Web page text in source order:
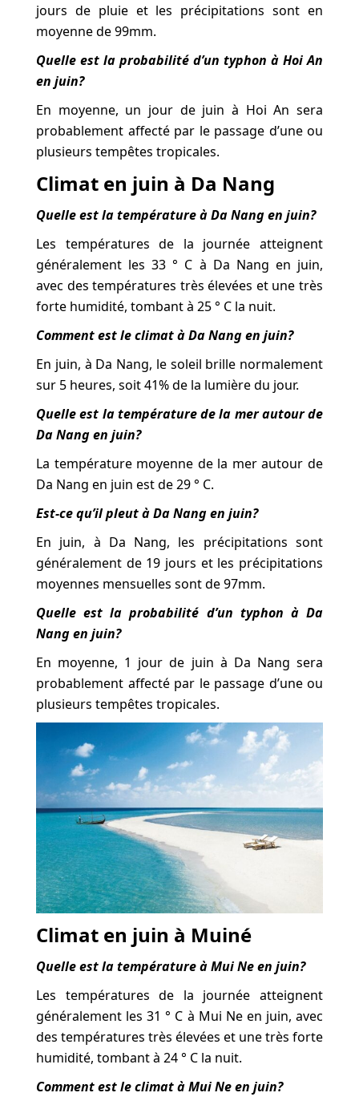
jours de pluie et les précipitations sont en
moyenne de 99mm.
Quelle est la probabilité d’un typhon à Hoi An
en juin?
En moyenne, un jour de juin à Hoi An sera
probablement affecté par le passage d’une ou
plusieurs tempêtes tropicales.
Climat en juin à Da Nang
Quelle est la température à Da Nang en juin?
Les températures de la journée atteignent
généralement les 33 ° C à Da Nang en juin,
avec des températures très élevées et une très
forte humidité, tombant à 25 ° C la nuit.
Comment est le climat à Da Nang en juin?
En juin, à Da Nang, le soleil brille normalement
sur 5 heures, soit 41% de la lumière du jour.
Quelle est la température de la mer autour de
Da Nang en juin?
La température moyenne de la mer autour de
Da Nang en juin est de 29 ° C.
Est-ce qu’il pleut à Da Nang en juin?
En juin, à Da Nang, les précipitations sont
généralement de 19 jours et les précipitations
moyennes mensuelles sont de 97mm.
Quelle est la probabilité d’un typhon à Da
Nang en juin?
En moyenne, 1 jour de juin à Da Nang sera
probablement affecté par le passage d’une ou
plusieurs tempêtes tropicales.
Climat en juin à Muiné
Quelle est la température à Mui Ne en juin?
Les températures de la journée atteignent
généralement les 31 ° C à Mui Ne en juin, avec
des températures très élevées et une très forte
humidité, tombant à 24 ° C la nuit.
Comment est le climat à Mui Ne en juin?